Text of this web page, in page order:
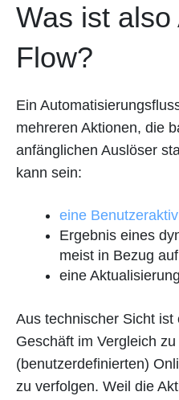
Was ist
Flow?
Ein
mehreren Aktionen, die
anfänglichen Auslöser
kann sein:
eine
Ergebnis eines
meist in Bezug
eine
Aus technischer Sicht ist
Geschäft im Vergleich
(benutzerdefinierten)
zu verfolgen. Weil die